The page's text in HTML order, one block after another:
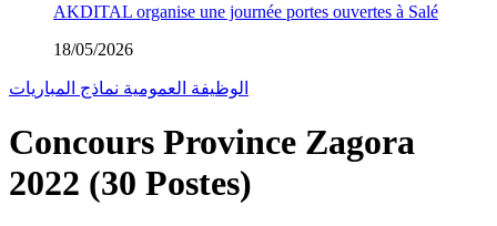
AKDITAL organise une journée portes ouvertes à Salé
18/05/2026
الوظيفة العمومية نماذج المباريات
Concours Province Zagora
2022 (30 Postes)